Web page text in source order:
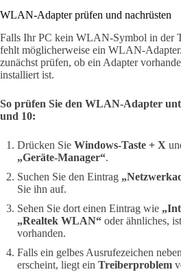
WLAN-Adapter prüfen und nachrüsten
Falls Ihr PC kein WLAN-Symbol in der
fehlt möglicherweise ein WLAN-
zunächst prüfen, ob ein Adapter
installiert ist.
So prüfen Sie den WLAN-Adapter
und 10:
Drücken Sie Windows-Taste + X
„Geräte-Manager“.
Suchen Sie den Eintrag
Sie ihn auf.
Sehen Sie dort einen Eintrag wie
„Realtek WLAN“ oder ähnliches,
vorhanden.
Falls ein gelbes Ausrufezeichen
erscheint, liegt ein Treiberproblem